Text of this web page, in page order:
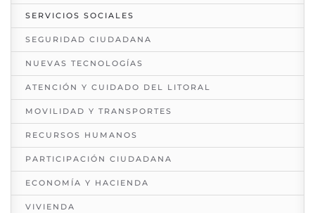
SERVICIOS SOCIALES
SEGURIDAD CIUDADANA
NUEVAS TECNOLOGÍAS
ATENCIÓN Y CUIDADO DEL LITORAL
MOVILIDAD Y TRANSPORTES
RECURSOS HUMANOS
PARTICIPACIÓN CIUDADANA
ECONOMÍA Y HACIENDA
VIVIENDA